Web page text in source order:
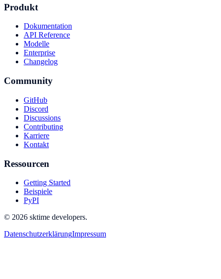
Produkt
Dokumentation
API Reference
Modelle
Enterprise
Changelog
Community
GitHub
Discord
Discussions
Contributing
Karriere
Kontakt
Ressourcen
Getting Started
Beispiele
PyPI
© 2026 sktime developers.
DatenschutzerklärungImpressum